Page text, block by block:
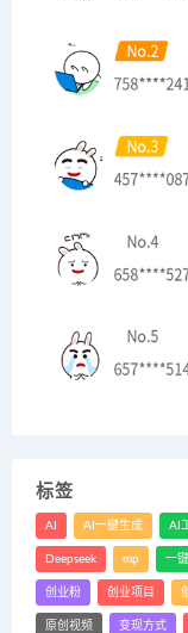
标签
AI AI一键生成 AI
Deepseek mp 一
创业粉 创业项目
原创视频 变现方式